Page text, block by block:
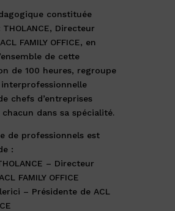
constituée
, Directeur
ACL FAMILY OFFICE, en
de cette
de 100 heures, regroupe
chefs d’entreprises
dans sa spécialité.
de professionnels est
:
– Directeur
ACL FAMILY OFFICE
– Présidente de ACL